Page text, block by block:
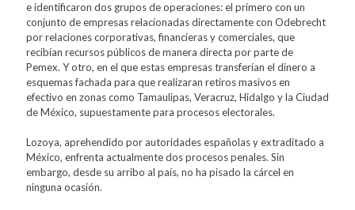
e identificaron dos grupos de operaciones: el primero con un
conjunto de empresas relacionadas directamente con Odebrecht
por relaciones corporativas, financieras y comerciales, que
recibían recursos públicos de manera directa por parte de
Pemex. Y otro, en el que estas empresas transferían el dinero a
esquemas fachada para que realizaran retiros masivos en
efectivo en zonas como Tamaulipas, Veracruz, Hidalgo y la Ciudad
de México, supuestamente para procesos electorales.
Lozoya, aprehendido por autoridades españolas y extraditado a
México, enfrenta actualmente dos procesos penales. Sin
embargo, desde su arribo al país, no ha pisado la cárcel en
ninguna ocasión.